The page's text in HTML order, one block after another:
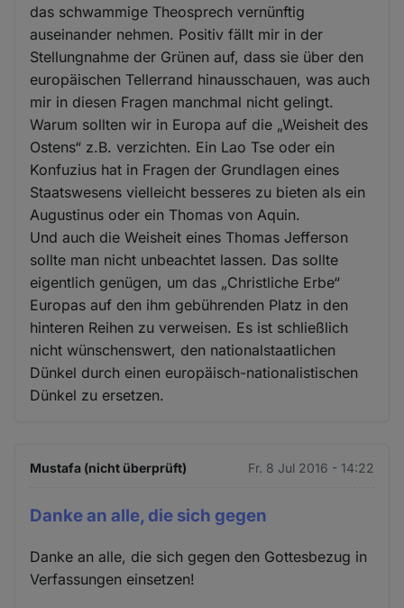
das schwammige Theosprech vernünftig
auseinander nehmen. Positiv fällt mir in der
Stellungnahme der Grünen auf, dass sie über den
europäischen Tellerrand hinausschauen, was auch
mir in diesen Fragen manchmal nicht gelingt.
Warum sollten wir in Europa auf die „Weisheit des
Ostens“ z.B. verzichten. Ein Lao Tse oder ein
Konfuzius hat in Fragen der Grundlagen eines
Staatswesens vielleicht besseres zu bieten als ein
Augustinus oder ein Thomas von Aquin.
Und auch die Weisheit eines Thomas Jefferson
sollte man nicht unbeachtet lassen. Das sollte
eigentlich genügen, um das „Christliche Erbe“
Europas auf den ihm gebührenden Platz in den
hinteren Reihen zu verweisen. Es ist schließlich
nicht wünschenswert, den nationalstaatlichen
Dünkel durch einen europäisch-nationalistischen
Dünkel zu ersetzen.
Mustafa (nicht überprüft) Fr. 8 Jul 2016 - 14:22
Danke an alle, die sich gegen
Danke an alle, die sich gegen den Gottesbezug in
Verfassungen einsetzen!